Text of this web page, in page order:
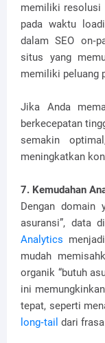
memiliki resolusi
pada waktu
dalam SEO
situs yang
memiliki peluang
Jika Anda
berkecepatan
semakin
meningkatkan
7. Kemudahan
Dengan domain
asuransi”, data di
Analytics
mudah
organik “butuh
ini
tepat, seperti
long‑tail dari